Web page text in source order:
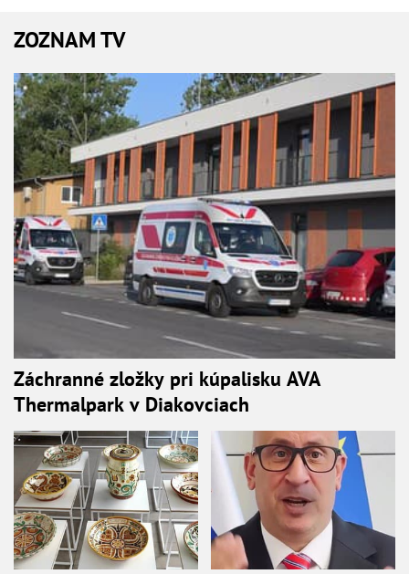
ZOZNAM TV
Záchranné zložky pri kúpalisku AVA
Thermalpark v Diakovciach